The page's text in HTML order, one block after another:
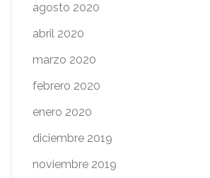
agosto 2020
abril 2020
marzo 2020
febrero 2020
enero 2020
diciembre 2019
noviembre 2019